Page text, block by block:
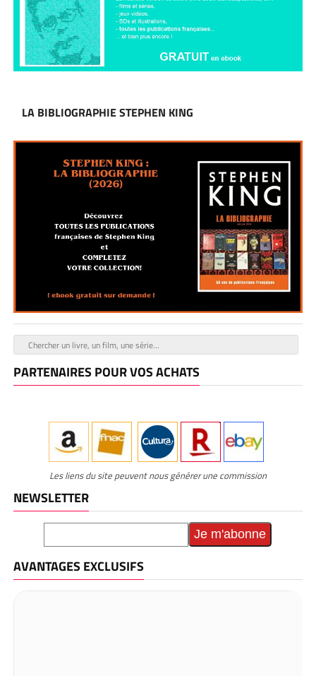
LA BIBLIOGRAPHIE STEPHEN KING
PARTENAIRES POUR VOS ACHATS
Les liens du site peuvent nous générer une commission
NEWSLETTER
AVANTAGES EXCLUSIFS